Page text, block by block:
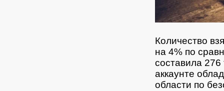
Количество
на 4% по
составила
аккаунте
области по